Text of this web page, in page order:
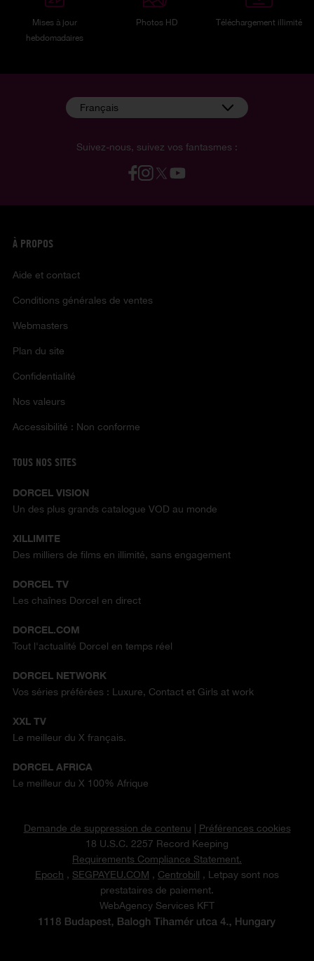
Mises à jour
hebdomadaires
Photos HD Téléchargement illimité
Suivez-nous, suivez vos fantasmes :
Français
À PROPOS
Aide et contact
Conditions générales de ventes
Webmasters
Plan du site
Confidentialité
Nos valeurs
Accessibilité : Non conforme
TOUS NOS SITES
DORCEL VISION
Un des plus grands catalogue VOD au monde
XILLIMITE
Des milliers de films en illimité, sans engagement
DORCEL TV
Les chaînes Dorcel en direct
DORCEL.COM
Tout l'actualité Dorcel en temps réel
DORCEL NETWORK
Vos séries préférées : Luxure, Contact et Girls at work
XXL TV
Le meilleur du X français.
DORCEL AFRICA
Le meilleur du X 100% Afrique
Demande de suppression de contenu
Préférences cookies
18 U.S.C. 2257 Record Keeping
Requirements Compliance Statement.
Epoch , SEGPAYEU.COM , Centrobill , Letpay sont nos
prestataires de paiement.
WebAgency Services KFT